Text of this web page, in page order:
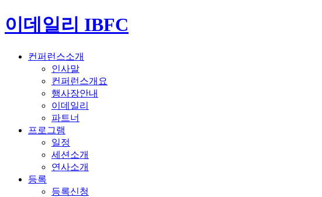
이데일리 IBFC
컨퍼런스소개
인사말
컨퍼런스개요
행사장안내
이데일리
파트너
프로그램
일정
세션소개
연사소개
등록
등록신청